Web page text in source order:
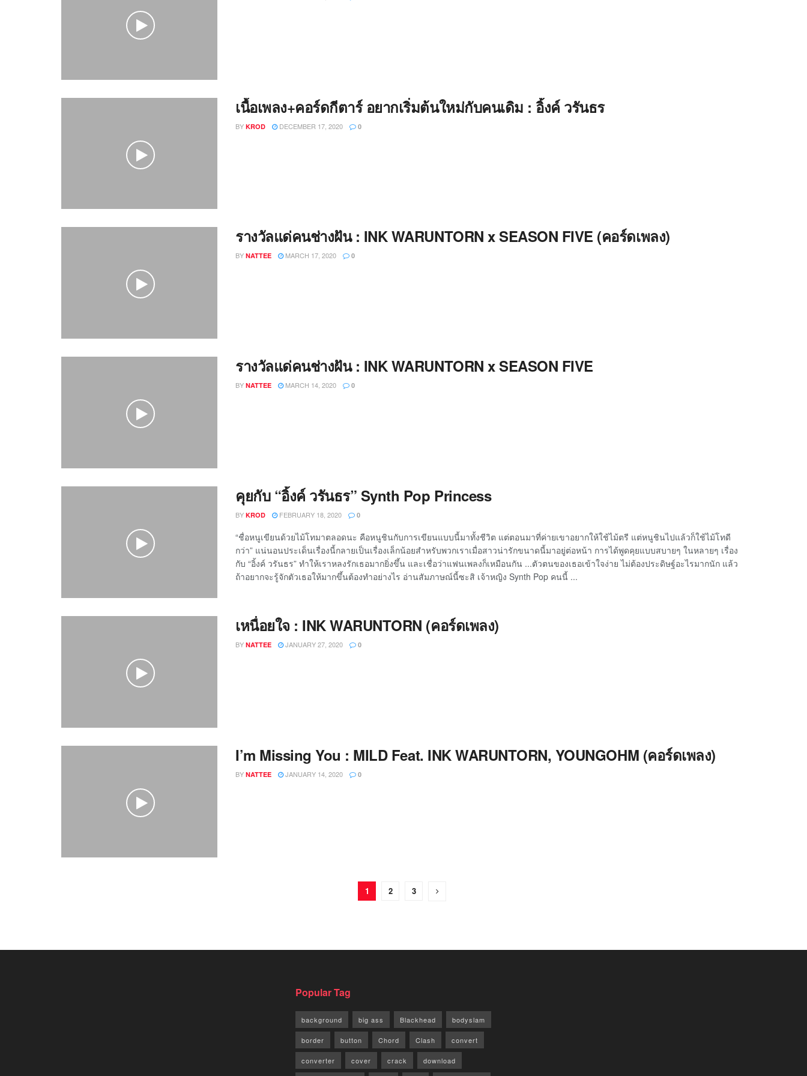
เนื้อเพลง+คอร์ดกีตาร์ อยากเริ่มต้นใหม่กับคนเดิม : อิ้งค์ วรันธร
BY KROD DECEMBER 17, 2020 0
รางวัลแด่คนช่างฝัน : INK WARUNTORN x SEASON FIVE (คอร์ดเพลง)
BY NATTEE MARCH 17, 2020 0
รางวัลแด่คนช่างฝัน : INK WARUNTORN x SEASON FIVE
BY NATTEE MARCH 14, 2020 0
คุยกับ “อิ้งค์ วรันธร” Synth Pop Princess
BY KROD FEBRUARY 18, 2020 0
“ชื่อหนูเขียนด้วยไม้โทมาตลอดนะ คือหนูชินกับการเขียนแบบนี้มาทั้งชีวิต แต่ตอนมาที่ค่ายเขาอยากให้ใช้ไม้ตรี แต่หนูชินไปแล้วก็ใช้ไม้โทดี
กว่า” แน่นอนประเด็นเรื่องนี้กลายเป็นเรื่องเล็กน้อยสำหรับพวกเราเมื่อสาวน่ารักขนาดนี้มาอยู่ต่อหน้า การได้พูดคุยแบบสบายๆ ในหลายๆ เรื่อง
กับ “อิ้งค์ วรันธร” ทำให้เราหลงรักเธอมากยิ่งขึ้น และเชื่อว่าแฟนเพลงก็เหมือนกัน ...ตัวตนของเธอเข้าใจง่าย ไม่ต้องประดิษฐ์อะไรมากนัก แล้ว
ถ้าอยากจะรู้จักตัวเธอให้มากขึ้นต้องทำอย่างไร อ่านสัมภาษณ์นี้ซะสิ เจ้าหญิง Synth Pop คนนี้ ...
เหนื่อยใจ : INK WARUNTORN (คอร์ดเพลง)
BY NATTEE JANUARY 27, 2020 0
I’m Missing You : MILD Feat. INK WARUNTORN, YOUNGOHM (คอร์ดเพลง)
BY NATTEE JANUARY 14, 2020 0
1 2 3
Popular Tag
background big ass Blackhead bodyslam
border button Chord Clash convert
converter cover crack download